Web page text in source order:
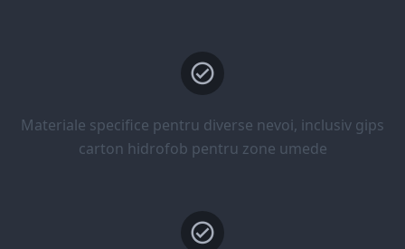
Materiale specifice pentru diverse nevoi, inclusiv gips
carton hidrofob pentru zone umede